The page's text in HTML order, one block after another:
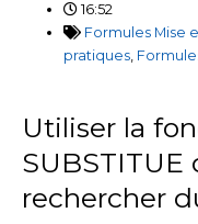
16:52
Formules Mise
pratiques,
Utiliser la
SUBSTITUE
rechercher